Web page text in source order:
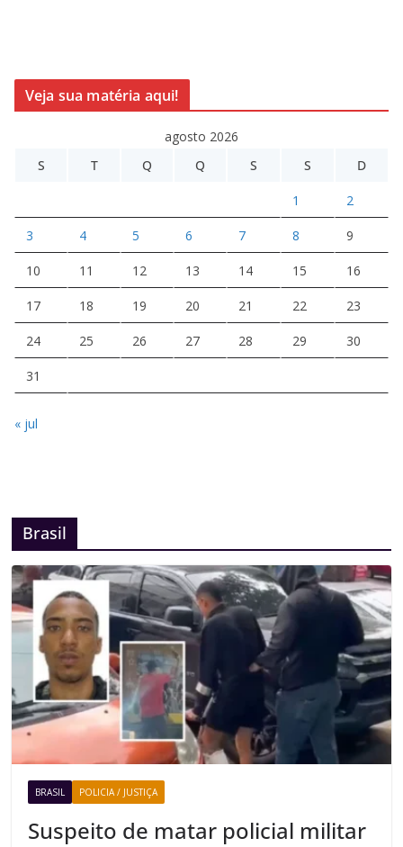
Veja sua matéria aqui!
agosto 2026
S
T Q Q S S D
1 2
3 4 5 6 7 8 9
10 11 12 13 14 15 16
17 18 19 20 21 22 23
24 25 26 27 28 29 30
31
« jul
Brasil
BRASIL POLICIA / JUSTIÇA
Suspeito de matar policial militar